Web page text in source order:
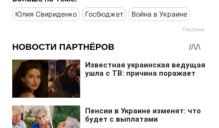
Юлия Свириденко Госбюджет Война в Украине